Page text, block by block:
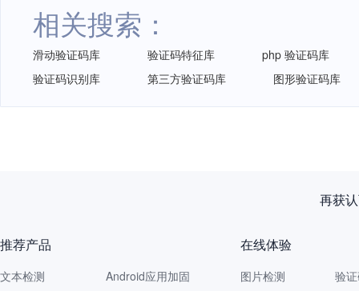
相关搜索：
滑动验证码库 验证码特征库
php 验证码库
验证码识别库
第三方验证码库 图形验证码库
再获
推荐产品
文本检测
Android应用加固
在线体验
图片检测
验